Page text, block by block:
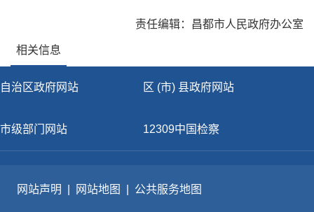
责任编辑：昌都市人民政府办公室
相关信息
自治区政府网站 区 (市) 县政府网站
市级部门网站 12309中国检察
网站声明 网站地图 公共服务地图